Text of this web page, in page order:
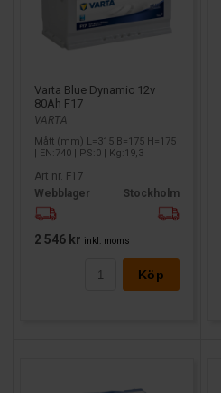
Varta Blue Dynamic 12v
80Ah F17
VARTA
Mått (mm) L=315 B=175 H=175
| EN:740 | PS:0 | Kg:19,3
Art nr. F17
Webblager
Stockholm
2 546 kr inkl. moms
Köp